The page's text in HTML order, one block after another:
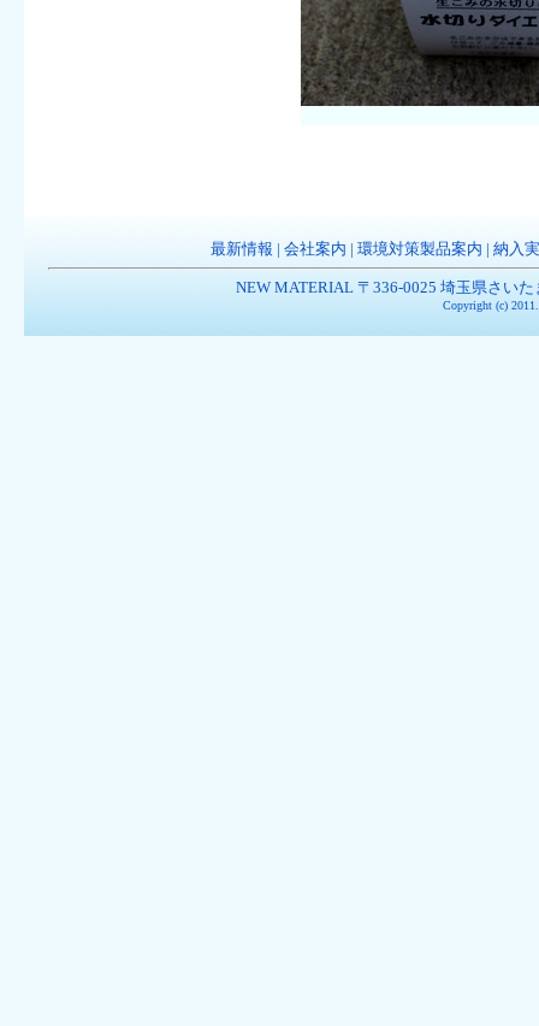
最新情報 会社案内 環境対策製品案内 納入
NEW MATERIAL 〒336-0025 埼玉県さい
Copyright (c)